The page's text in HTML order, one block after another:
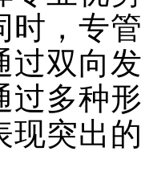
时，专
过双向
过多种
现突出